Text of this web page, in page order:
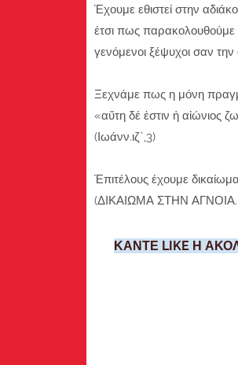
Έχουμε εθιστεί στην
έτσι πως
γενόμενοι ξέψυχοι σαν
Ξεχνάμε πως η μόνη
«αὕτη δέ ἐστιν ἡ αἰώνιος
(Ιωάνν.ιζ΄,3)
Έπιτέλους έχουμε
(ΔΙΚΑΙΩΜΑ ΣΤΗΝ
ΚΑΝΤΕ LIKE Η